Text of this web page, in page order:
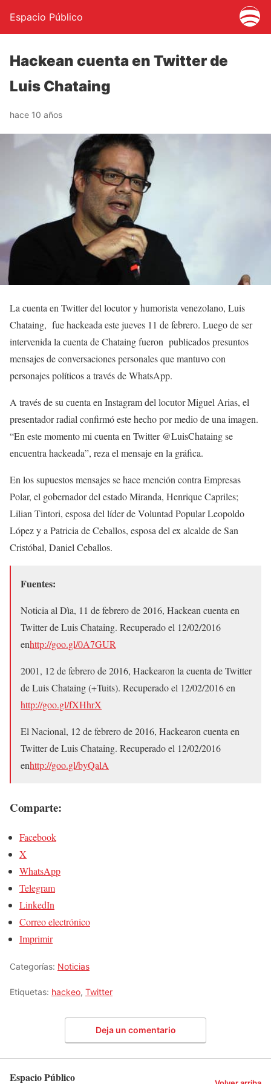
Espacio Público
Hackean cuenta en Twitter de
Luis Chataing
hace 10 años
La cuenta en Twitter del locutor y humorista venezolano, Luis
Chataing, fue hackeada este jueves 11 de febrero. Luego de ser
intervenida la cuenta de Chataing fueron publicados presuntos
mensajes de conversaciones personales que mantuvo con
personajes políticos a través de WhatsApp.
A través de su cuenta en Instagram del locutor Miguel Arias, el
presentador radial confirmó este hecho por medio de una imagen.
“En este momento mi cuenta en Twitter @LuisChataing se
encuentra hackeada”, reza el mensaje en la gráfica.
En los supuestos mensajes se hace mención contra Empresas
Polar, el gobernador del estado Miranda, Henrique Capriles;
Lilian Tintori, esposa del líder de Voluntad Popular Leopoldo
López y a Patricia de Ceballos, esposa del ex alcalde de San
Cristóbal, Daniel Ceballos.
Fuentes:
Noticia al Dìa, 11 de febrero de 2016, Hackean cuenta en
Twitter de Luis Chataing. Recuperado el 12/02/2016
enhttp://goo.gl/0A7GUR
2001, 12 de febrero de 2016, Hackearon la cuenta de Twitter
de Luis Chataing (+Tuits). Recuperado el 12/02/2016 en
http://goo.gl/fXHhrX
El Nacional, 12 de febrero de 2016, Hackearon cuenta en
Twitter de Luis Chataing. Recuperado el 12/02/2016
enhttp://goo.gl/byQalA
Comparte:
Facebook
X
WhatsApp
Telegram
LinkedIn
Correo electrónico
Imprimir
Categorías: Noticias
Etiquetas: hackeo, Twitter
Deja un comentario
Espacio Público